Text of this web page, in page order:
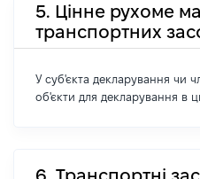
5. Цінне рухоме
транспортних
У суб'єкта декларування чи
об'єкти для декларування в